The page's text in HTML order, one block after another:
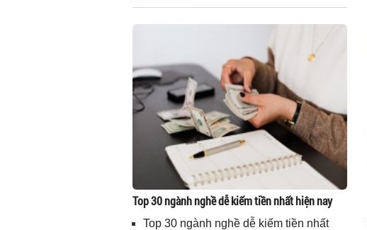
Top 30 ngành nghề dễ kiếm tiền nhất hiện nay
Top 30 ngành nghề dễ kiếm tiền nhất